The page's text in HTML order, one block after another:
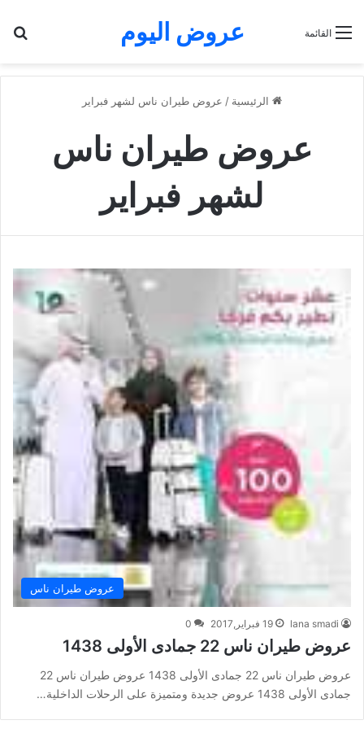
عروض اليوم القائمة
الرئيسية / عروض طيران ناس لشهر فبراير
عروض طيران ناس
لشهر فبراير
عروض طيران ناس
lana smadi 19 فبراير,2017 0
عروض طيران ناس 22 جمادى الأولى 1438
عروض طيران ناس 22 جمادى الأولى 1438 عروض طيران ناس 22
جمادى الأولى 1438 عروض جديدة ومتميزة على الرحلات الداخلية…